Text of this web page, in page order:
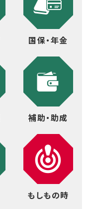
国保・年金
補助・助成
もしもの時